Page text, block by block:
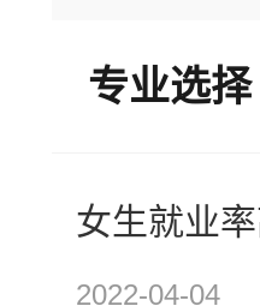
专业选择
女生就业
2022-04-04